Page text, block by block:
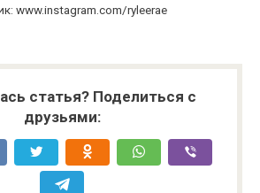
www.instagram.com/ryleerae
статья? Поделиться с
друзьями: